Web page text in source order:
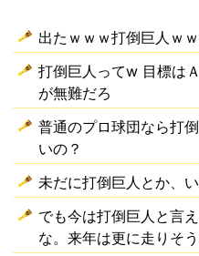
出たｗｗｗ打倒巨人ｗ
打倒巨人ってw 目標は
が無難だろ
普通のプロ球団なら打
いの？
未だに打倒巨人とか、
でも今は打倒巨人と言
な。来年は更に走りそ